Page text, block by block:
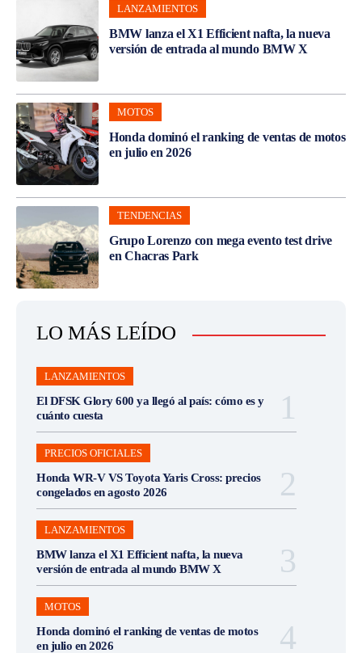
LANZAMIENTOS
BMW lanza el X1 Efficient nafta, la nueva
versión de entrada al mundo BMW X
MOTOS
Honda dominó el ranking de ventas de motos
en julio en 2026
TENDENCIAS
Grupo Lorenzo con mega evento test drive
en Chacras Park
LO MÁS LEÍDO
LANZAMIENTOS
El DFSK Glory 600 ya llegó al país: cómo es y
cuánto cuesta
PRECIOS OFICIALES
Honda WR-V VS Toyota Yaris Cross: precios
congelados en agosto 2026
LANZAMIENTOS
BMW lanza el X1 Efficient nafta, la nueva
versión de entrada al mundo BMW X
MOTOS
Honda dominó el ranking de ventas de motos
en julio en 2026